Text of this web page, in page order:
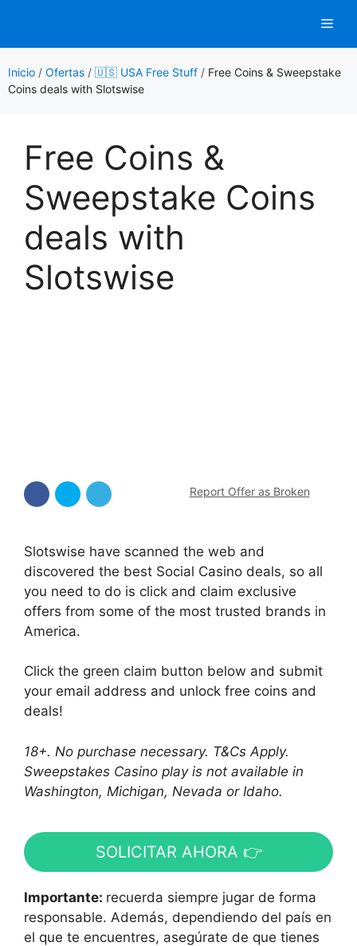
contenido
Inicio / Ofertas / 🇺🇸 USA Free Stuff / Free Coins & Sweepstake
Coins deals with Slotswise
Free Coins &
Sweepstake Coins
deals with
Slotswise
Report Offer as Broken
Slotswise have scanned the web and
discovered the best Social Casino deals, so all
you need to do is click and claim exclusive
offers from some of the most trusted brands in
America.
Click the green claim button below and submit
your email address and unlock free coins and
deals!
18+. No purchase necessary. T&Cs Apply.
Sweepstakes Casino play is not available in
Washington, Michigan, Nevada or Idaho.
SOLICITAR AHORA 👉
Importante: recuerda siempre jugar de forma
responsable. Además, dependiendo del país en
el que te encuentres, asegúrate de que tienes